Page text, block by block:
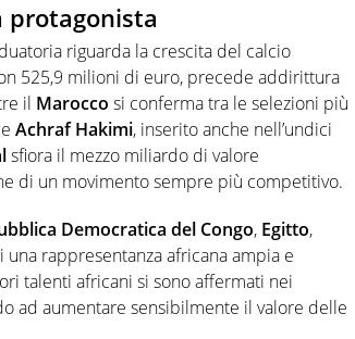
protagonista
riguarda la crescita del calcio
525,9 milioni di euro, precede addirittura
il Marocco si conferma tra le selezioni più
Achraf Hakimi, inserito anche nell’undici
sfiora il mezzo miliardo di valore
di un movimento sempre più competitivo.
Democratica del Congo, Egitto,
una rappresentanza africana ampia e
talenti africani si sono affermati nei
ad aumentare sensibilmente il valore delle